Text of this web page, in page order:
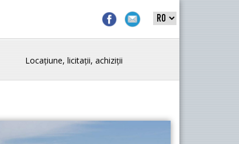
Locațiune, licitații, achiziții